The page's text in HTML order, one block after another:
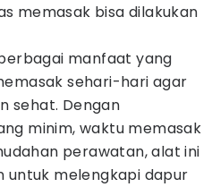
memasak bisa dilakukan
manfaat yang
sehari-hari agar
sehat. Dengan
minim, waktu memasak
perawatan, alat ini
untuk melengkapi dapur